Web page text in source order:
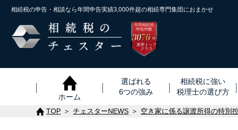
相続税の申告・相談なら年間申告実績3,000件超の相続専門集団におまかせ
年間相続税
申告件数
3076 ※
件
業界トップ
クラス
ホーム
選ばれる
6つの強み
相続税に強い
税理士の選び方
TOP チェスターNEWS 空き家に係る譲渡所得の特別